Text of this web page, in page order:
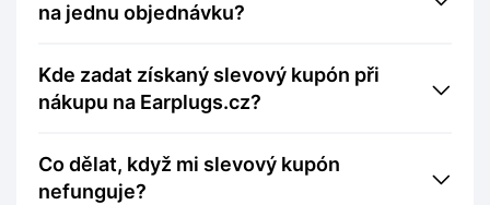
na jednu objednávku?
Kde zadat získaný slevový kupón při
nákupu na Earplugs.cz?
Co dělat, když mi slevový kupón
nefunguje?